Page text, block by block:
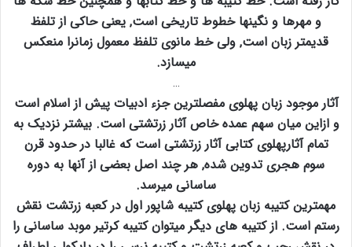
و مهرها و نگینها خطوط تاریخی است‚ یعنی حاکی از تلفظ
قدیمتر زبان است‚ ولی خط مانوی تلفظ معمول زمانرا منعکس
میسازد.
…
آثار موجود زبان پهلوی مفصلترین جزء ادبیات پیش از اسلام است
و ازاین میان سهم عمده خاص آثار زرتشتی است. بیشتر نزدیک به
تمام آثارپهلوی کتابی آثار زرتشتی است که غالبا در حدود قرن
سوم هجری تدوین شده‚ هر چند اصل بعضی از آنها به دوره
ساسانی میرسد.
مهمترین کتیبه زبان پهلوی کتیبه شاپور اول در کعبه زرتشت نقش
رستم است. از کتیبه های دیگر میتوان کتیبه کرتیر موبد ساسانی را